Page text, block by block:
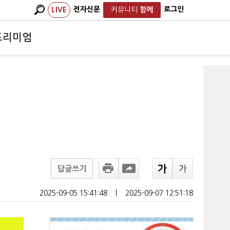
LIVE 전자신문 커뮤니티 함께 로그인
리미엄
답글쓰기
2025-09-05 15:41:48 2025-09-07 12:51:18